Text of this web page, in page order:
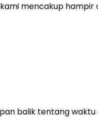
mencakup hampir
balik tentang